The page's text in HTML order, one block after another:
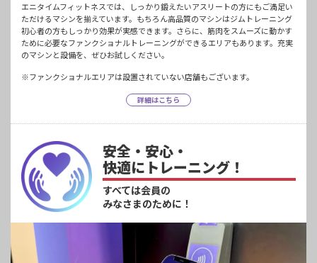
エニタイムフィットネスでは、しっかり鍛えたいアスリートの方にもご満足い
ただけるマシンを揃えています。もちろん高品質のマシンはジムトレーニング
初心者の方もしっかり効果が実感できます。さらに、筋肉をスムーズに動かす
ために必要なファンクショナルトレーニングができるエリアもあります。充実
のマシンと設備を、ぜひお試しください。
※ファンクショナルエリアは設置されていない店舗もございます。
詳細はこちら
安全・安心・
快適にトレーニング！
すべては会員の
みなさまのために！